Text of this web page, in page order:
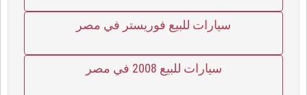
سيارات للبيع فوريستر في مصر
سيارات للبيع 2008 في مصر